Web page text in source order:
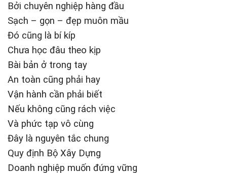
Bởi chuyên nghiệp hàng đầu
Sạch – gọn – đẹp muôn mầu
Đó cũng là bí kíp
Chưa học đâu theo kịp
Bài bản ở trong tay
An toàn cũng phải hay
Vận hành cần phải biết
Nếu không cũng rách việc
Và phức tạp vô cùng
Đây là nguyên tắc chung
Quy định Bộ Xây Dựng
Doanh nghiệp muốn đứng vững